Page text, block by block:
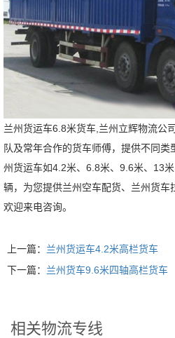
兰州货运车6.8米货车,兰州立辉物流公司
队及常年合作的货车师傅，提供不同类
州货运车如4.2米、6.8米、9.6米、13
辆，为您提供兰州空车配货、兰州货车
欢迎来电咨询。
上一篇： 兰州货运车4.2米高栏货车
下一篇： 兰州货车9.6米四轴高栏货车
相关物流专线